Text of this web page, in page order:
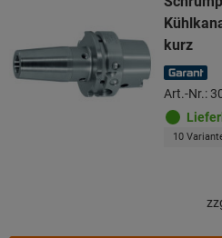
kurz
Art.-Nr.:
10